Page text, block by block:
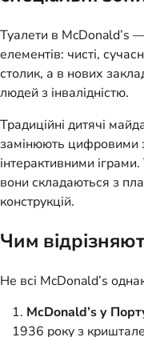
Туалети в McDonald’s
елементів: чисті,
столик, а в нових
людей з інвалідністю.
Традиційні дитячі
замінюють цифровими
інтерактивними
вони складаються з
конструкцій.
Чим
Не всі McDonald’s
McDonald’s у
1936 року з